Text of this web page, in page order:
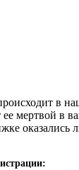
в
мертвой в